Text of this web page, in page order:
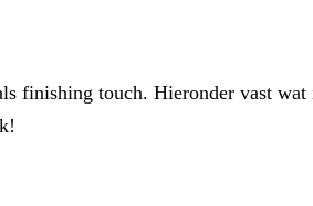
finishing touch. Hieronder vast